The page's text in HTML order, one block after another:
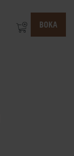
BOKA